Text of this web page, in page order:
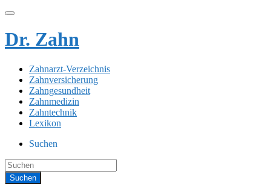
Dr. Zahn
Zahnarzt-Verzeichnis
Zahnversicherung
Zahngesundheit
Zahnmedizin
Zahntechnik
Lexikon
Suchen